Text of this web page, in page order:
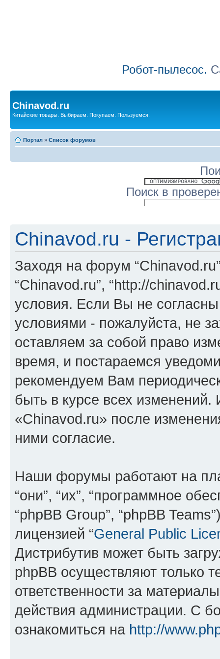
Робот-пылесос.
Chinavod.ru
Китайские товары. Выбираем. Покупаем. Пользуемся.
Портал » Список форумов
Поиск в
Chinavod.ru -
Заходя на форум
“Chinavod.ru”, “http://
условия. Если Вы не
условиями - пожалуйста, не
оставляем за собой право
время, и постараемся
рекомендуем Вам
быть в курсе всех
«Chinavod.ru» после
ними согласие.
Наши форумы работают на
“они”, “их”, “программное
“phpBB Group”, “phpBB
лицензией “General Public
Дистрибутив может быть
phpBB осуществляют только
ответственности за
действия администрации. С
ознакомиться на http://